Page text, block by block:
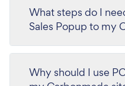
What steps do I
Sales Popup to my
Why should I use